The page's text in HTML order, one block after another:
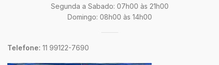
Segunda a Sabado: 07h00 às 21h00
Domingo: 08h00 às 14h00
Telefone: 11 99122-7690